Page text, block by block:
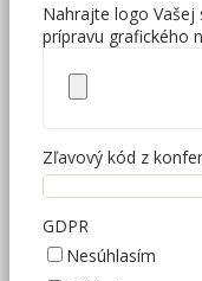
Nahrajte logo Vašej
prípravu grafického
Zľavový kód z
GDPR
Nesúhlasím